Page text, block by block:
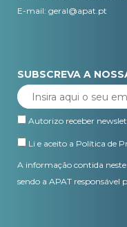
E-mail: geral@apat.pt
SUBSCREVA A
Autorizo receber
Li e aceito a Política de
A informação contida
sendo a APAT responsável